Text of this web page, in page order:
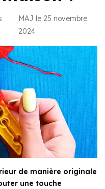
MAJ le 25 novembre
2024
de manière originale
une touche